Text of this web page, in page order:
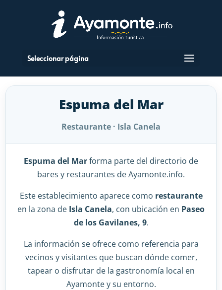
Seleccionar página
Espuma del Mar
Restaurante · Isla Canela
Espuma del Marforma parte del directorio de
bares y restaurantes de Ayamonte.info.
Este establecimiento aparece como restaurante
en la zona de Isla Canela, con ubicación en Paseo
de los Gavilanes, 9.
La información se ofrece como referencia para
vecinos y visitantes que buscan dónde comer,
tapear o disfrutar de la gastronomía local en
Ayamonte y su entorno.